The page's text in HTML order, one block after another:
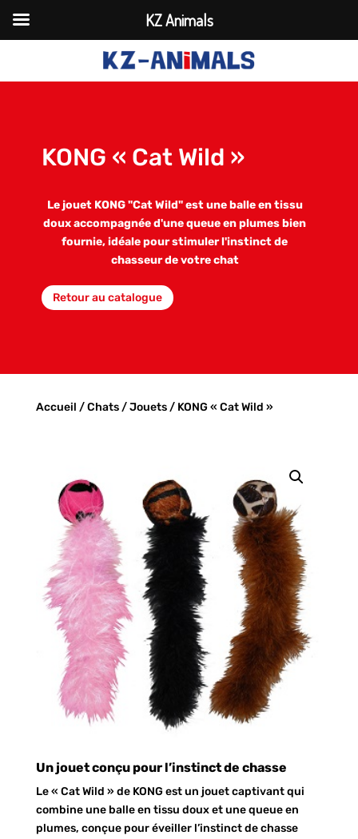
KONG « Cat Wild »
Le jouet KONG "Cat Wild" est une balle en tissu
doux accompagnée d'une queue en plumes bien
fournie, idéale pour stimuler l'instinct de
chasseur de votre chat
Retour au catalogue
Accueil /Chats/Jouets/ KONG « Cat Wild »
Un jouet conçu pour l’instinct de chasse
Le « Cat Wild » de KONG est un jouet captivant qui
combine une balle en tissu doux et une queue en
plumes, conçue pour éveiller l’instinct de chasse
KZ Animals